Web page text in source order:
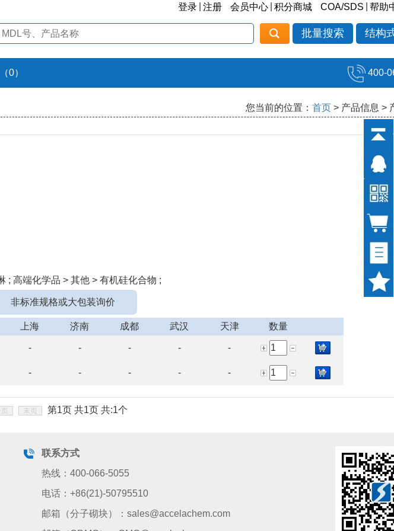
登录 注册 会员中心 积分商城 COA/SDS 帮助
批量搜索 结构
0） 400-
您当前的位置： 首页 > 产品信息 >
; 高端化学品 > 其他 > 有机硅化合物 ;
非标准规格或大包装询价
上海 济南 成都 武汉 天津 数量
- - - - -
- - - - -
末页 第1页 共1页 共:1个
联系方式
热线：400-066-5055
电话：+86(21)-50795510
邮箱（分子砌块）：sales@accelachem.com